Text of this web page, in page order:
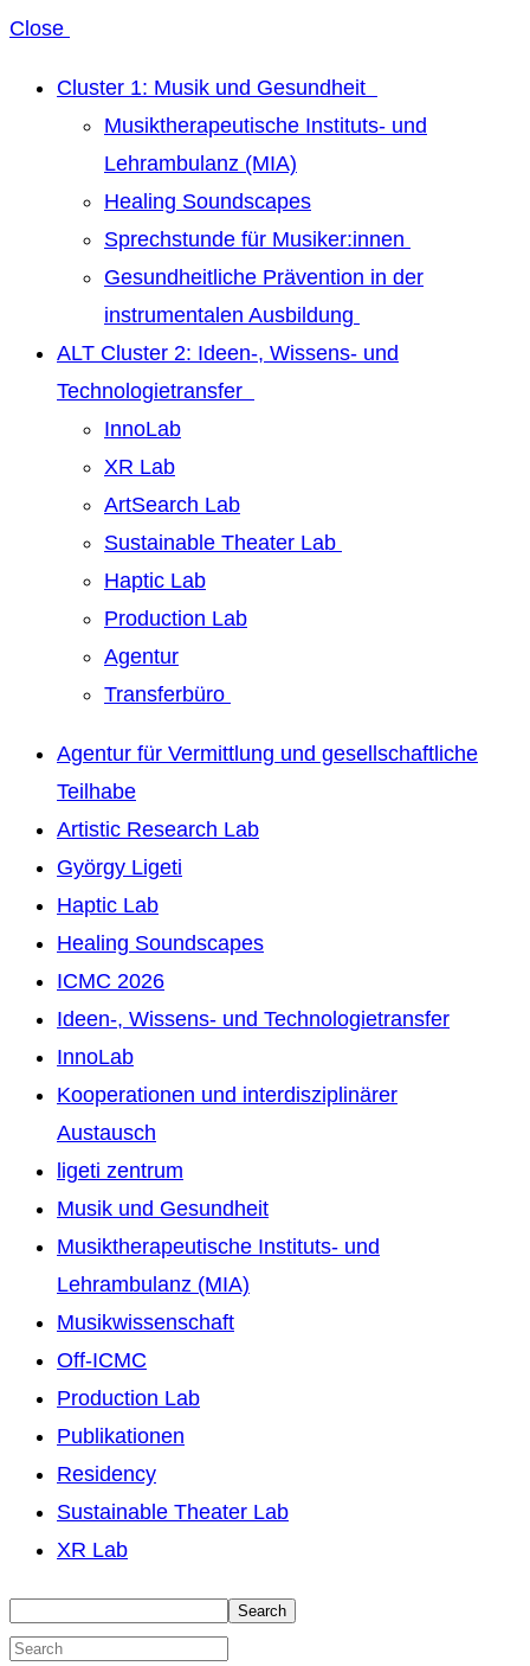
Close
Cluster 1: Musik und Gesundheit
Musiktherapeutische Instituts- und
Lehrambulanz (MIA)
Healing Soundscapes
Sprechstunde für Musiker:innen
Gesundheitliche Prävention in der
instrumentalen Ausbildung
ALT Cluster 2: Ideen-, Wissens- und
Technologietransfer
InnoLab
XR Lab
ArtSearch Lab
Sustainable Theater Lab
Haptic Lab
Production Lab
Agentur
Transferbüro
Agentur für Vermittlung und gesellschaftliche
Teilhabe
Artistic Research Lab
György Ligeti
Haptic Lab
Healing Soundscapes
ICMC 2026
Ideen-, Wissens- und Technologietransfer
InnoLab
Kooperationen und interdisziplinärer
Austausch
ligeti zentrum
Musik und Gesundheit
Musiktherapeutische Instituts- und
Lehrambulanz (MIA)
Musikwissenschaft
Off-ICMC
Production Lab
Publikationen
Residency
Sustainable Theater Lab
XR Lab
Search